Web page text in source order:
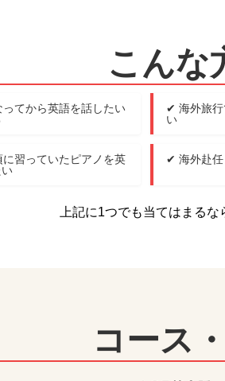
こんな
てから英語を話したい
✔ 海外旅行
い
習っていたピアノを英
✔ 海外赴任
上記に1つでも当てはまる
コース